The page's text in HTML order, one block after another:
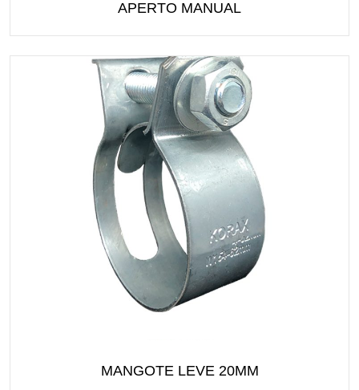
APERTO MANUAL
MANGOTE LEVE 20MM